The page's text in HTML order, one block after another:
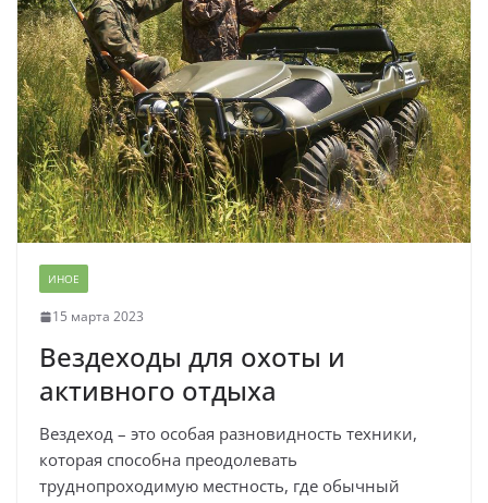
ИНОЕ
15 марта 2023
Вездеходы для охоты и
активного отдыха
Вездеход – это особая разновидность техники,
которая способна преодолевать
труднопроходимую местность, где обычный